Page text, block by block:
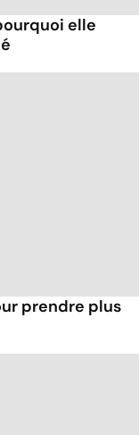
elle
prendre plus